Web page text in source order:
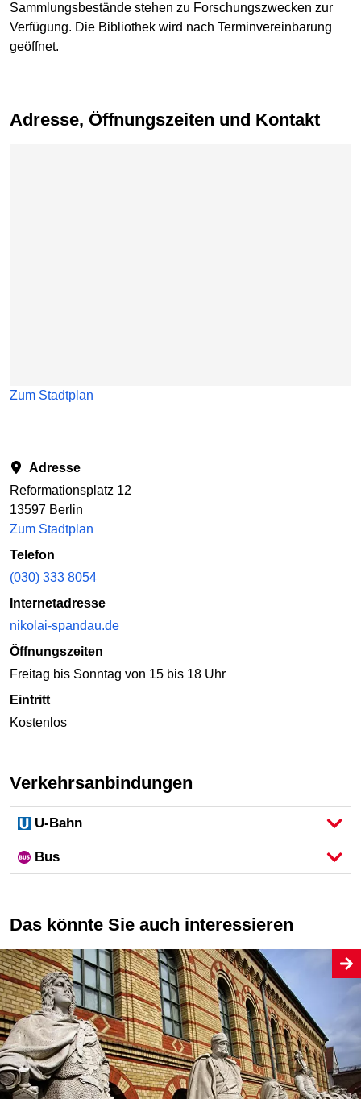
Sammlungsbestände stehen zu Forschungszwecken zur
Verfügung. Die Bibliothek wird nach Terminvereinbarung
geöffnet.
Adresse, Öffnungszeiten und Kontakt
Zum Stadtplan
Adresse
Reformationsplatz 12
13597 Berlin
Zum Stadtplan
Telefon
(030) 333 8054
Internetadresse
nikolai-spandau.de
Öffnungszeiten
Freitag bis Sonntag von 15 bis 18 Uhr
Eintritt
Kostenlos
Verkehrsanbindungen
U-Bahn
Bus
Das könnte Sie auch interessieren